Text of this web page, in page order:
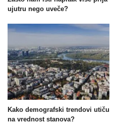
ujutru nego uveče?
Kako demografski trendovi utiču
na vrednost stanova?